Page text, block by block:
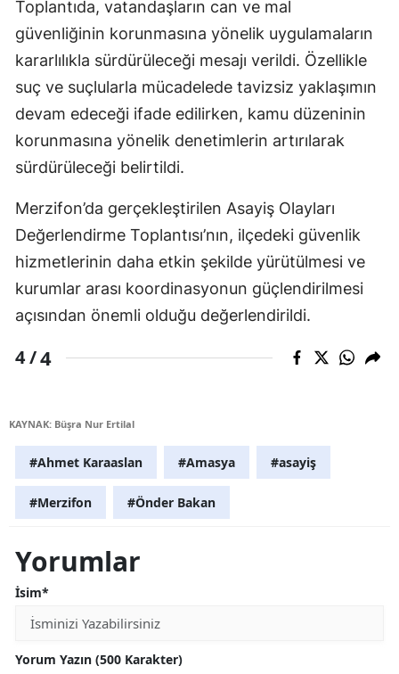
Toplantıda, vatandaşların can ve mal
güvenliğinin korunmasına yönelik uygulamaların
kararlılıkla sürdürüleceği mesajı verildi. Özellikle
suç ve suçlularla mücadelede tavizsiz yaklaşımın
devam edeceği ifade edilirken, kamu düzeninin
korunmasına yönelik denetimlerin artırılarak
sürdürüleceği belirtildi.
Merzifon’da gerçekleştirilen Asayiş Olayları
Değerlendirme Toplantısı’nın, ilçedeki güvenlik
hizmetlerinin daha etkin şekilde yürütülmesi ve
kurumlar arası koordinasyonun güçlendirilmesi
açısından önemli olduğu değerlendirildi.
4 /4
KAYNAK: Büşra Nur Ertilal
#Ahmet Karaaslan #Amasya #asayiş
#Merzifon #Önder Bakan
Yorumlar
İsim*
Yorum Yazın (500 Karakter)